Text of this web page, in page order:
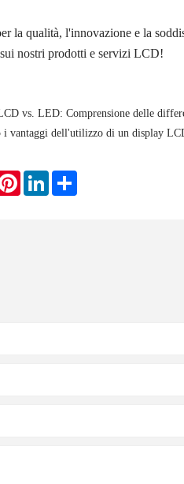
la qualità, l'innovazione e la
nostri prodotti e servizi LCD!
vs. LED: Comprensione delle
i vantaggi dell'utilizzo di un display
PinterestLinkedIn